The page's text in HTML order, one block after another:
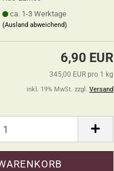
ca. 1-3 Werktage
(Ausland abweichend)
6,90 EUR
345,00 EUR pro 1 kg
inkl. 19% MwSt. zzgl. Versand